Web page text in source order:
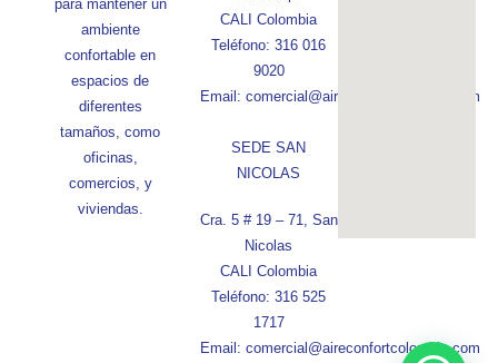
para mantener un
ambiente
confortable en
espacios de
diferentes
tamaños, como
oficinas,
comercios, y
viviendas.
CALI Colombia
Teléfono: 316 016
9020
Email: comercial@aireconfortcolombia.com
SEDE SAN
NICOLAS
Cra. 5 # 19 – 71, San
Nicolas
CALI Colombia
Teléfono: 316 525
1717
Email: comercial@aireconfortcolombia.com